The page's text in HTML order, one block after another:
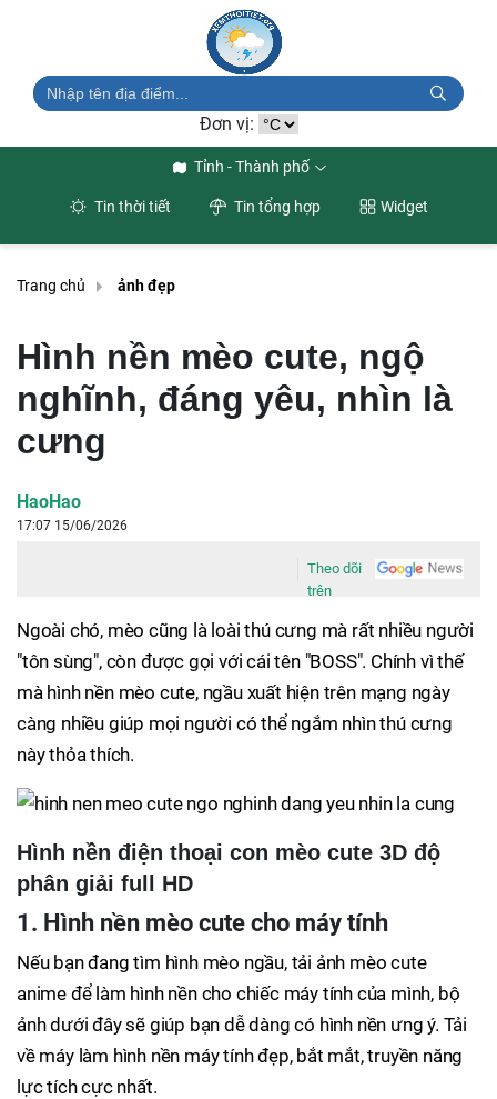
Đơn vị:
Tỉnh - Thành phố
Tin thời tiết Tin tổng hợp Widget
Trang chủ ảnh đẹp
Hình nền mèo cute, ngộ
nghĩnh, đáng yêu, nhìn là
cưng
HaoHao
17:07 15/06/2026
Theo dõi
trên
Ngoài chó, mèo cũng là loài thú cưng mà rất nhiều người
"tôn sùng", còn được gọi với cái tên "BOSS". Chính vì thế
mà hình nền mèo cute, ngầu xuất hiện trên mạng ngày
càng nhiều giúp mọi người có thể ngắm nhìn thú cưng
này thỏa thích.
Hình nền điện thoại con mèo cute 3D độ
phân giải full HD
1. Hình nền mèo cute cho máy tính
Nếu bạn đang tìm hình mèo ngầu, tải ảnh mèo cute
anime để làm hình nền cho chiếc máy tính của mình, bộ
ảnh dưới đây sẽ giúp bạn dễ dàng có hình nền ưng ý. Tải
về máy làm hình nền máy tính đẹp, bắt mắt, truyền năng
lực tích cực nhất.